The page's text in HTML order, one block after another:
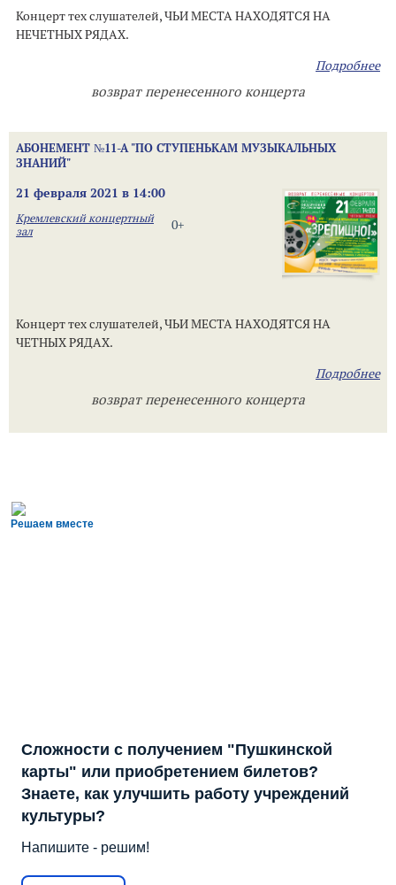
Концерт тех слушателей, ЧЬИ МЕСТА НАХОДЯТСЯ НА
НЕЧЕТНЫХ РЯДАХ.
Подробнее
возврат перенесенного концерта
АБОНЕМЕНТ №11-А "ПО СТУПЕНЬКАМ МУЗЫКАЛЬНЫХ
ЗНАНИЙ"
21 февраля 2021 в 14:00
0+
Кремлевский концертный
зал
Концерт тех слушателей, ЧЬИ МЕСТА НАХОДЯТСЯ НА
ЧЕТНЫХ РЯДАХ.
Подробнее
возврат перенесенного концерта
Решаем вместе
Сложности с получением "Пушкинской
карты" или приобретением билетов?
Знаете, как улучшить работу учреждений
культуры?
Напишите - решим!